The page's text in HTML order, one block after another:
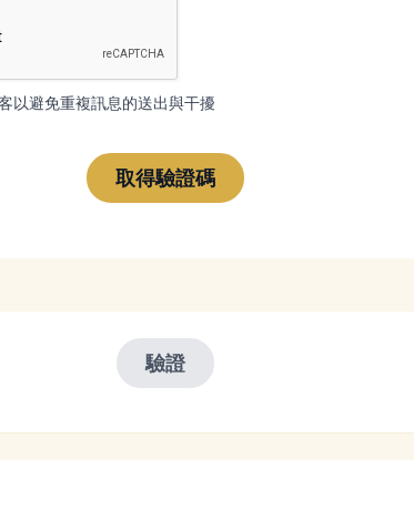
以避免重複訊息的送出與干擾